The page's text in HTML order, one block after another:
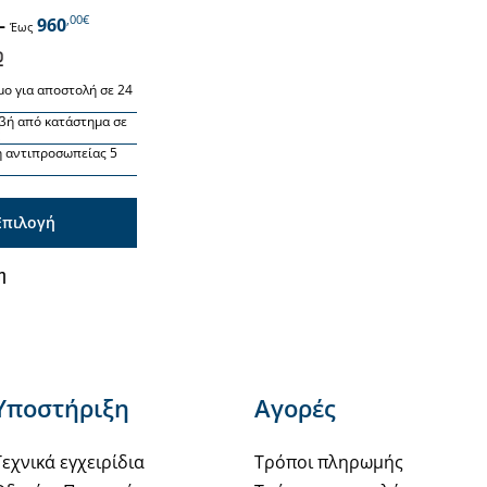
Έως 960,00€
για αποστολή σε 24
από κατάστημα σε
αντιπροσωπείας 5
εγχειρίδια
Αγορές
Τρόποι πληρωμής